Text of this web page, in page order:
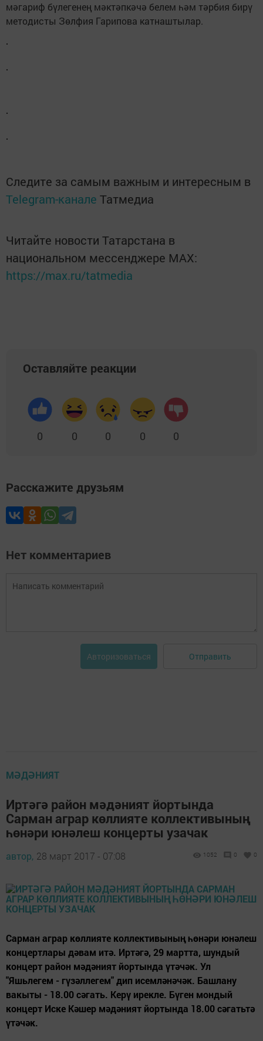
мәгариф бүлегенең мәктәпкәчә белем һәм тәрбия бирү
методисты Зөлфия Гарипова катнаштылар.
Следите за самым важным и интересным в
Telegram-канале Татмедиа
Читайте новости Татарстана в
национальном мессенджере MАХ:
https://max.ru/tatmedia
Оставляйте реакции
0 0 0 0 0
Расскажите друзьям
Нет комментариев
Авторизоваться Отправить
МӘДӘНИЯТ
Иртәгә район мәдәният йортында
Сарман аграр көллияте коллективының
һөнәри юнәлеш концерты узачак
автор, 28 март 2017 - 07:08 1052 0 0
Сарман аграр көллияте коллективының һөнәри юнәлеш
концертлары дәвам итә. Иртәгә, 29 мартта, шундый
концерт район мәдәният йортында үтәчәк. Ул
"Яшьлегем - гүзәллегем" дип исемләнәчәк. Башлану
вакыты - 18.00 сәгать. Керү ирекле. Бүген мондый
концерт Иске Кәшер мәдәният йортында 18.00 сәгатьтә
үтәчәк.